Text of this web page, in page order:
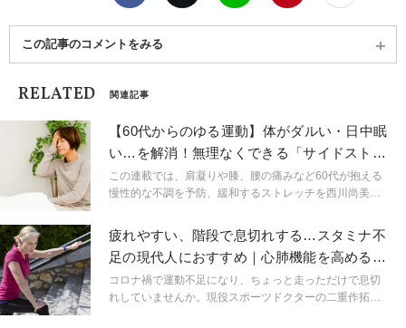
この記事のコメントをみる
RELATED 関連記事
【60代からのゆる運動】体がダルい・日中眠
い…を解消！無理なくできる「サイドストレ
ッチ」
この連載では、肩凝りや膝、腰の痛みなど60代が抱える
慢性的な不調を予防、緩和するストレッチを西川尚美先
くできるメソッドばかり。年齢を理由に諦める必要はな
く、コツコツ続ければ体はかならず応えてくれるので軽
やかに動ける体を手に入れましょう。
疲れやすい、階段で息切れする…スタミナ不
足の現代人におすすめ｜心肺機能を高める
「呼吸改革」とは
コロナ禍で運動不足になり、ちょっと走っただけで息切
れしていませんか。現役スポーツドクターの二重作拓也